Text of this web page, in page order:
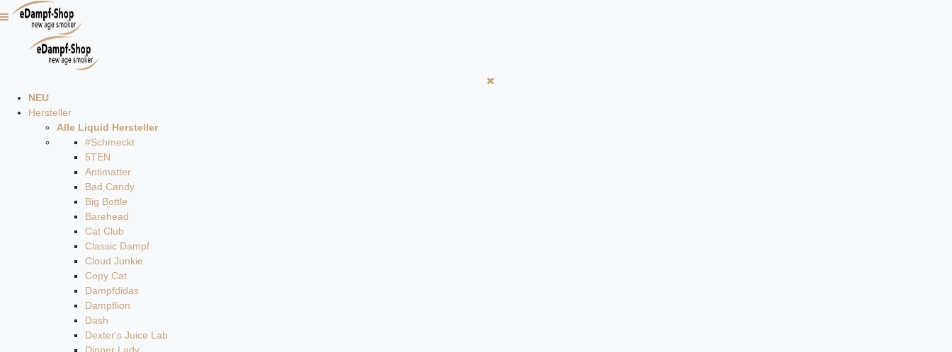
NEU
Hersteller
Alle Liquid Hersteller
#Schmeckt
5TEN
Antimatter
Bad Candy
Big Bottle
Barehead
Cat Club
Classic Dampf
Cloud Junkie
Copy Cat
Dampfdidas
Dampflion
Dash
Dexter's Juice Lab